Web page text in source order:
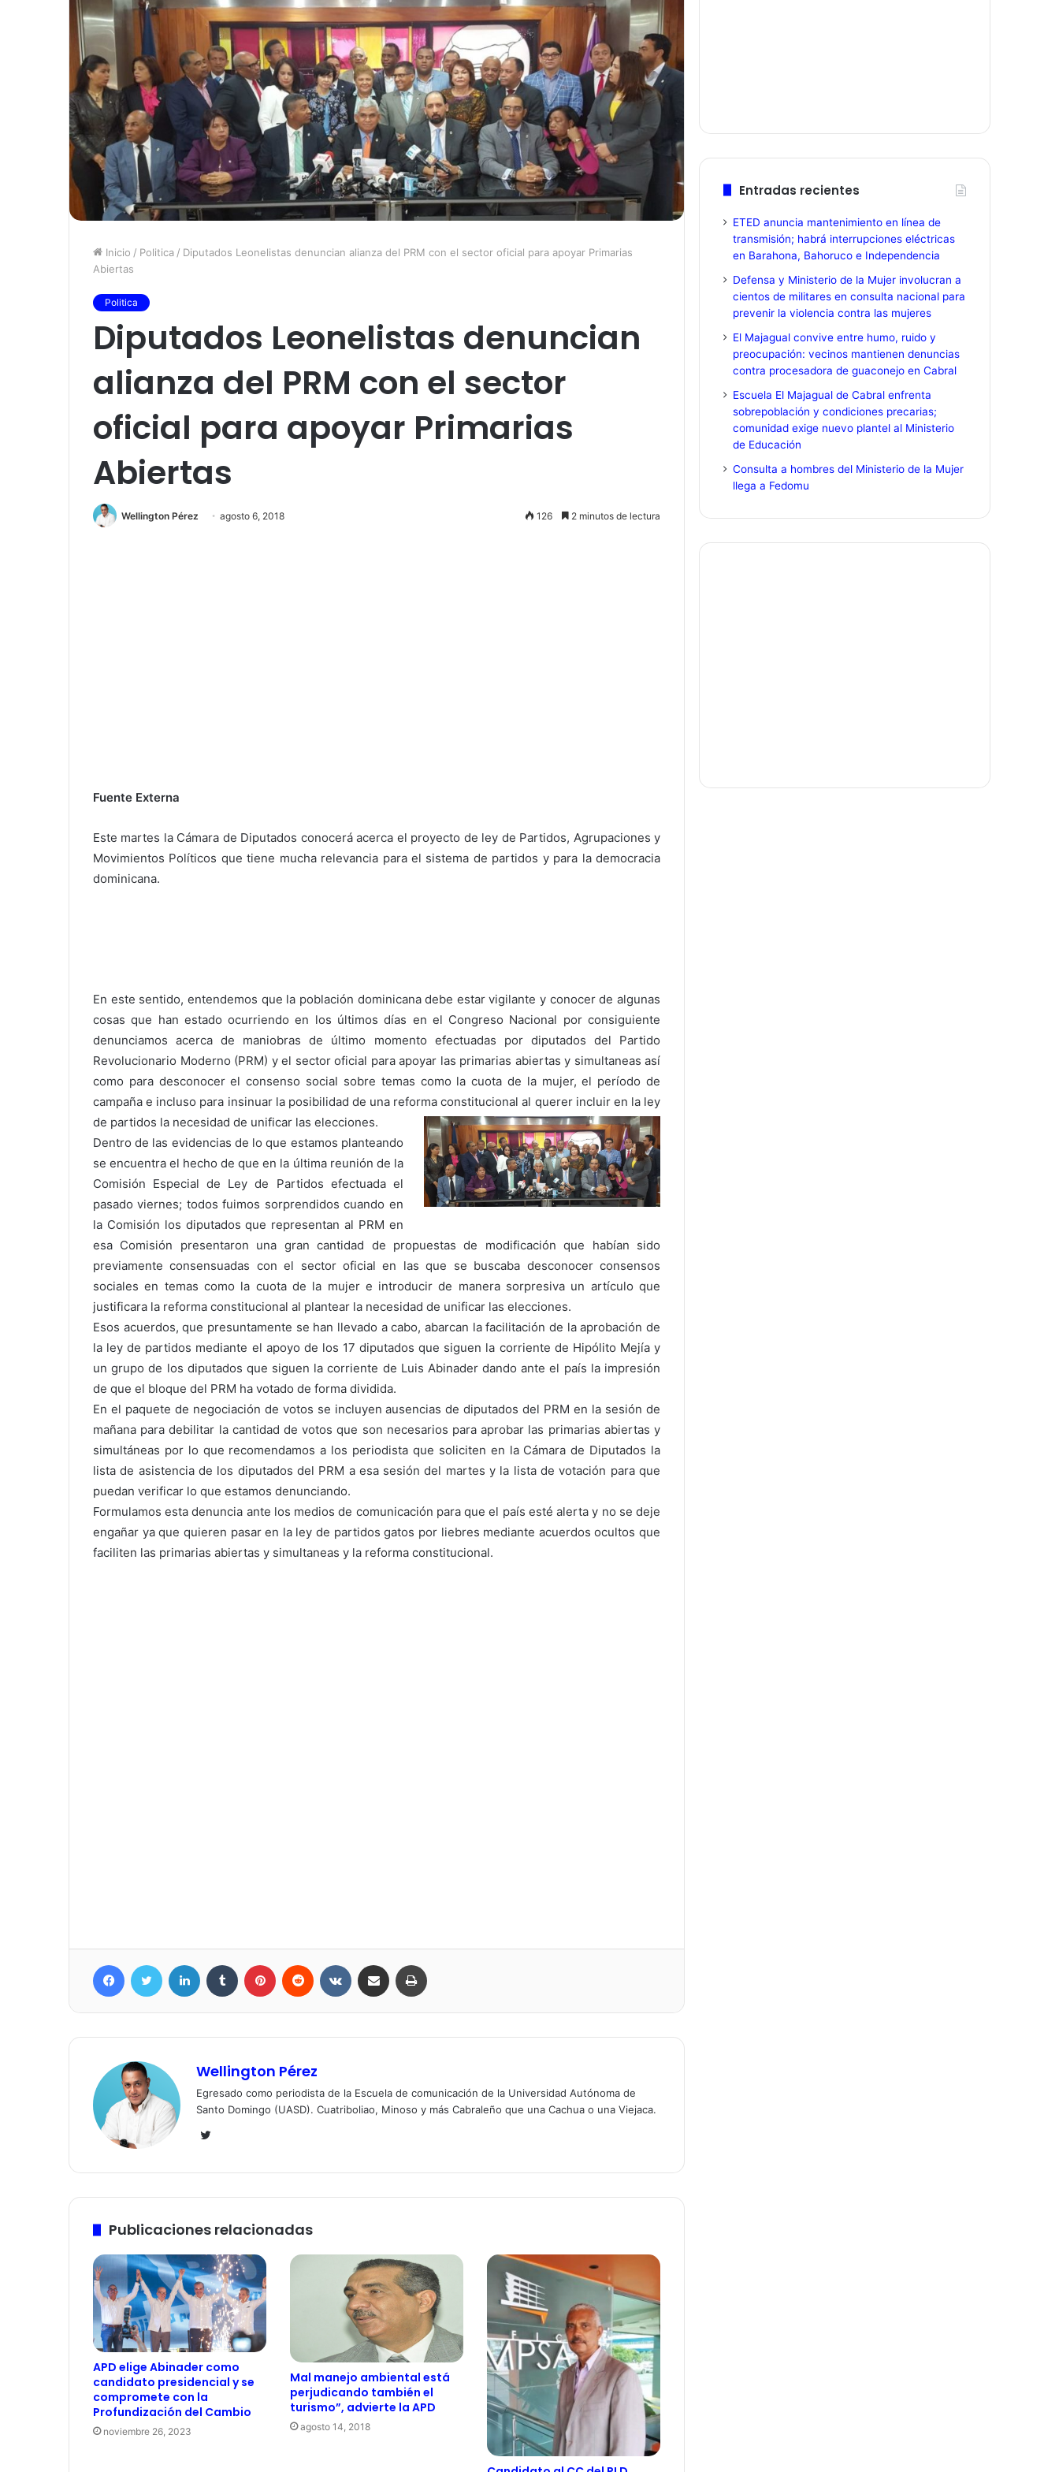
Inicio / Politica / Diputados Leonelistas denuncian alianza del PRM con el sector oficial para apoyar Primarias
Abiertas
Politica
Diputados Leonelistas denuncian
alianza del PRM con el sector
oficial para apoyar Primarias
Abiertas
Wellington Pérez agosto 6, 2018 126 2 minutos de lectura
Fuente Externa
Este martes la Cámara de Diputados conocerá acerca el proyecto de ley de Partidos, Agrupaciones y
Movimientos Políticos que tiene mucha relevancia para el sistema de partidos y para la democracia
dominicana.
En este sentido, entendemos que la población dominicana debe estar vigilante y conocer de algunas
cosas que han estado ocurriendo en los últimos días en el Congreso Nacional por consiguiente
denunciamos acerca de maniobras de último momento efectuadas por diputados del Partido
Revolucionario Moderno (PRM) y el sector oficial para apoyar las primarias abiertas y simultaneas así
como para desconocer el consenso social sobre temas como la cuota de la mujer, el período de
campaña e incluso para insinuar la posibilidad de una reforma constitucional al querer incluir en la ley
de partidos la necesidad de unificar las elecciones.
Dentro de las evidencias de lo que estamos planteando
se encuentra el hecho de que en la última reunión de la
Comisión Especial de Ley de Partidos efectuada el
pasado viernes; todos fuimos sorprendidos cuando en
la Comisión los diputados que representan al PRM en
esa Comisión presentaron una gran cantidad de propuestas de modificación que habían sido
previamente consensuadas con el sector oficial en las que se buscaba desconocer consensos
sociales en temas como la cuota de la mujer e introducir de manera sorpresiva un artículo que
justificara la reforma constitucional al plantear la necesidad de unificar las elecciones.
Esos acuerdos, que presuntamente se han llevado a cabo, abarcan la facilitación de la aprobación de
la ley de partidos mediante el apoyo de los 17 diputados que siguen la corriente de Hipólito Mejía y
un grupo de los diputados que siguen la corriente de Luis Abinader dando ante el país la impresión
de que el bloque del PRM ha votado de forma dividida.
En el paquete de negociación de votos se incluyen ausencias de diputados del PRM en la sesión de
mañana para debilitar la cantidad de votos que son necesarios para aprobar las primarias abiertas y
simultáneas por lo que recomendamos a los periodista que soliciten en la Cámara de Diputados la
lista de asistencia de los diputados del PRM a esa sesión del martes y la lista de votación para que
puedan verificar lo que estamos denunciando.
Formulamos esta denuncia ante los medios de comunicación para que el país esté alerta y no se deje
engañar ya que quieren pasar en la ley de partidos gatos por liebres mediante acuerdos ocultos que
faciliten las primarias abiertas y simultaneas y la reforma constitucional.
FacebookTwitter LinkedIn Tumblr Pinterest Reddit VKontakteCompartir por correo electrónico
Wellington Pérez
Egresado como periodista de la Escuela de comunicación de la Universidad Autónoma de
Santo Domingo (UASD). Cuatriboliao, Minoso y más Cabraleño que una Cachua o una Viejaca.
Twitter
Publicaciones relacionadas
APD elige Abinader como
candidato presidencial y se
compromete con la
Profundización del Cambio
noviembre 26, 2023
Mal manejo ambiental está
perjudicando también el
turismo”, advierte la APD
agosto 14, 2018
Entradas recientes
ETED anuncia mantenimiento en línea de
transmisión; habrá interrupciones eléctricas
en Barahona, Bahoruco e Independencia
Defensa y Ministerio de la Mujer involucran a
cientos de militares en consulta nacional para
prevenir la violencia contra las mujeres
El Majagual convive entre humo, ruido y
preocupación: vecinos mantienen denuncias
contra procesadora de guaconejo en Cabral
Escuela El Majagual de Cabral enfrenta
sobrepoblación y condiciones precarias;
comunidad exige nuevo plantel al Ministerio
de Educación
Consulta a hombres del Ministerio de la Mujer
llega a Fedomu